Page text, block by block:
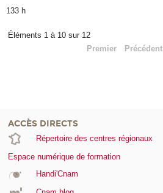
133 h
Éléments 1 à 10 sur 12
Premier
Précédent
ACCÈS DIRECTS
Répertoire des centres régionaux
Espace numérique de formation
Handi'Cnam